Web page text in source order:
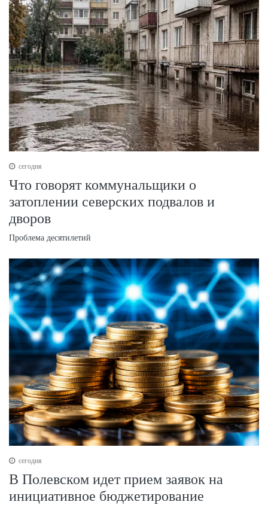
сегодня
Что говорят коммунальщики о
затоплении северских подвалов и
дворов
Проблема десятилетий
сегодня
В Полевском идет прием заявок на
инициативное бюджетирование